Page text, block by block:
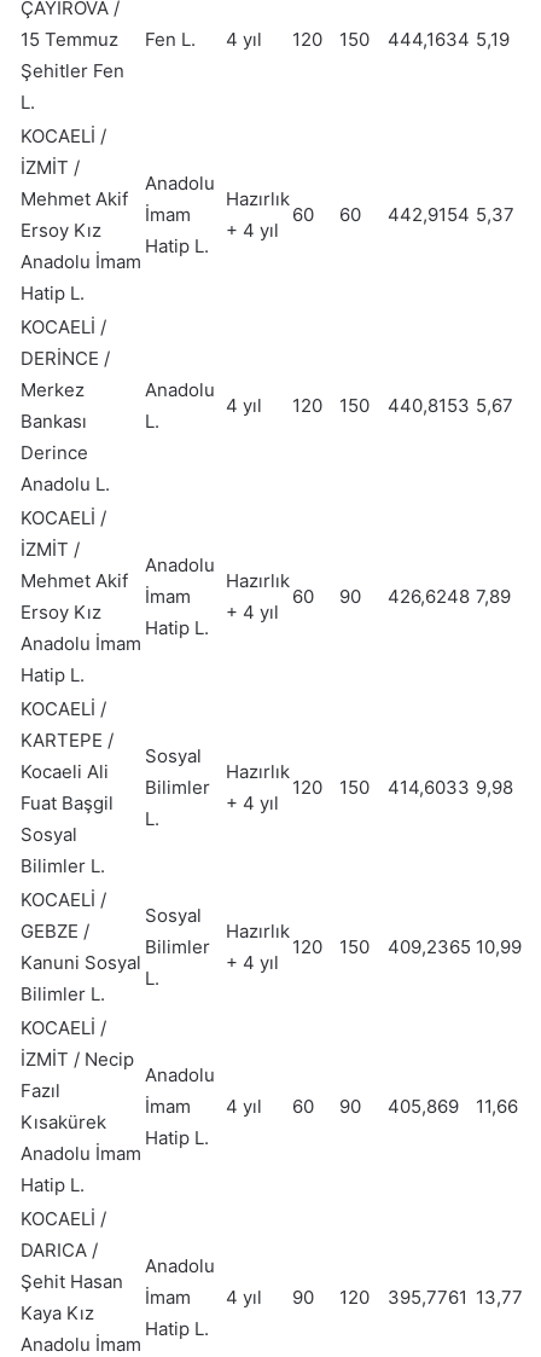
ÇAYIROVA /
15 Temmuz
Şehitler Fen
L.
Fen L. 4 yıl 120 150 444,1634 5,19
KOCAELİ /
İZMİT /
Mehmet Akif
Ersoy Kız
Anadolu İmam
Hatip L.
Anadolu
İmam
Hatip L.
Hazırlık
+ 4 yıl
60 60 442,9154 5,37
KOCAELİ /
DERİNCE /
Merkez
Bankası
Derince
Anadolu L.
Anadolu
L.
4 yıl 120 150 440,8153 5,67
KOCAELİ /
İZMİT /
Mehmet Akif
Ersoy Kız
Anadolu İmam
Hatip L.
Anadolu
İmam
Hatip L.
Hazırlık
+ 4 yıl
60 90 426,6248 7,89
KOCAELİ /
KARTEPE /
Kocaeli Ali
Fuat Başgil
Sosyal
Bilimler L.
Sosyal
Bilimler
L.
Hazırlık
+ 4 yıl
120 150 414,6033 9,98
KOCAELİ /
GEBZE /
Kanuni Sosyal
Bilimler L.
Sosyal
Bilimler
L.
Hazırlık
+ 4 yıl
120 150 409,2365 10,99
KOCAELİ /
İZMİT / Necip
Fazıl
Kısakürek
Anadolu İmam
Hatip L.
Anadolu
İmam
Hatip L.
4 yıl 60 90 405,869 11,66
KOCAELİ /
DARICA /
Şehit Hasan
Kaya Kız
Anadolu İmam
Anadolu
İmam
Hatip L.
4 yıl 90 120 395,7761 13,77